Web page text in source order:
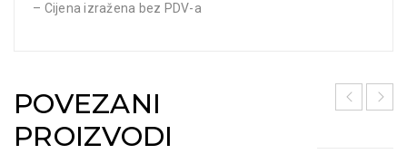
– Cijena izražena bez PDV-a
POVEZANI
PROIZVODI